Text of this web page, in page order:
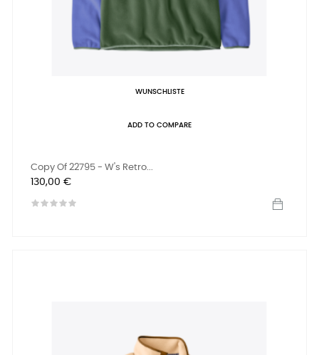
WUNSCHLISTE
ADD TO COMPARE
Copy Of 22795 - W's Retro...
Preis
130,00 €